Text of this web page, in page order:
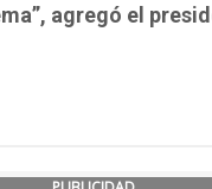
agregó el